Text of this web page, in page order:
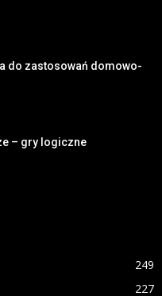
do zastosowań domowo-
– gry logiczne
249
227